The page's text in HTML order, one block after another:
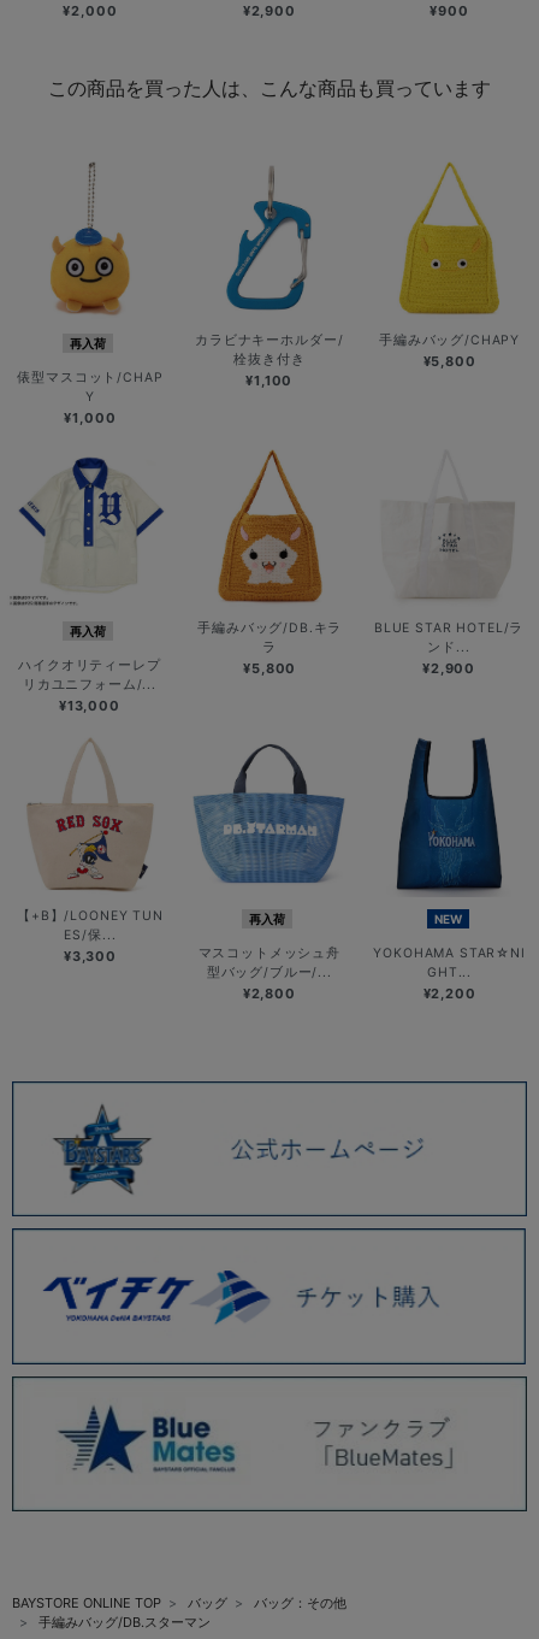
¥2,000 ¥2,900 ¥900
この商品を買った人は、こんな商品も買っています
再入荷
俵型マスコット/CHAP
Y
¥1,000
カラビナキーホルダー/
栓抜き付き
¥1,100
手編みバッグ/CHAPY
¥5,800
再入荷
ハイクオリティーレプ
リカユニフォーム/...
¥13,000
手編みバッグ/DB.キラ
ラ
¥5,800
BLUE STAR HOTEL/ラ
ンド...
¥2,900
【+B】/LOONEY TUN
ES/保...
¥3,300
再入荷
マスコットメッシュ舟
型バッグ/ブルー/...
¥2,800
NEW
YOKOHAMA STAR☆NI
GHT...
¥2,200
BAYSTORE ONLINE TOP バッグ
バッグ：その他
手編みバッグ/DB.スターマン